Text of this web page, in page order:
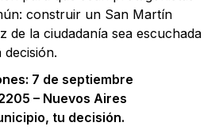
construir un San Martín
de la ciudadanía sea escuchada
decisión.
7 de septiembre
– Nuevos Aires
tu decisión.